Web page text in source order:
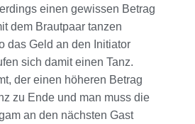
einen gewissen Betrag
dem Brautpaar tanzen
das Geld an den Initiator
sich damit einen Tanz.
der einen höheren Betrag
zu Ende und man muss die
an den nächsten Gast